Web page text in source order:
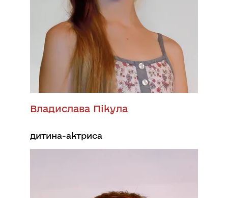
Владислава Пікула
дитина-актриса